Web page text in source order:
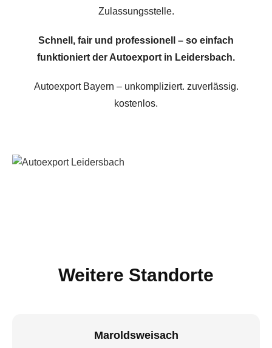
Zulassungsstelle.
Schnell, fair und professionell – so einfach
funktioniert der Autoexport in Leidersbach.
Autoexport Bayern – unkompliziert. zuverlässig.
kostenlos.
Weitere Standorte
Maroldsweisach